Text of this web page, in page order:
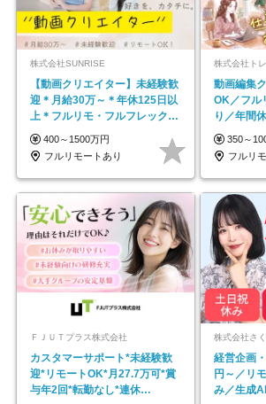
株式会社SUNRISE
【動画クリエイター】未経験歓
迎＊月給30万～＊年休125日以
上＊フルリモ・フルフレックス
◆10名の採用が決定◆
400～1500万円
フルリモートあり
株式会社ト
動画編集
OK／フル
り／年間
ネイル自
350～
フルリ
ＦＪＵＴプラス株式会社
カスタマーサポート*未経験歓
迎*リモートOK*月27.7万可*賞
与年2回*転勤なし*連休
株式会社さ
経営企画
円～／リ
み／生成